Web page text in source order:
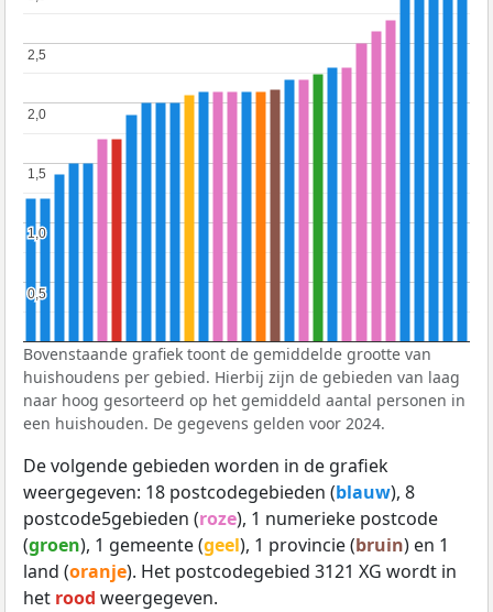
0,5
0,5
1,0
1,0
1,5
1,5
2,0
2,0
2,5
2,5
Bovenstaande grafiek toont de gemiddelde grootte van
huishoudens per gebied. Hierbij zijn de gebieden van laag
naar hoog gesorteerd op het gemiddeld aantal personen in
een huishouden. De gegevens gelden voor 2024.
De volgende gebieden worden in de grafiek
weergegeven: 18 postcodegebieden (blauw), 8
postcode5gebieden (roze), 1 numerieke postcode
(groen), 1 gemeente (geel), 1 provincie (bruin) en 1
land (oranje). Het postcodegebied 3121 XG wordt in
het rood weergegeven.